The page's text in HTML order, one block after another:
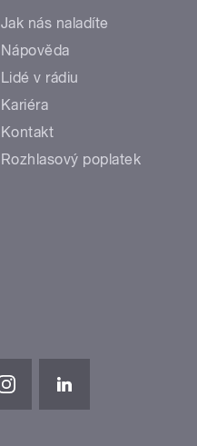
Jak nás naladíte
Nápověda
Lidé v rádiu
Kariéra
Kontakt
Rozhlasový poplatek